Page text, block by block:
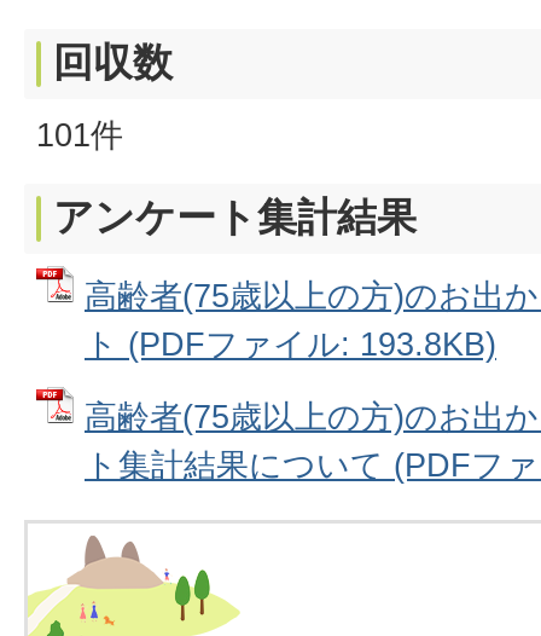
回収数
101件
アンケート集計結果
高齢者(75歳以上の方)のお出
ト (PDFファイル: 193.8KB)
高齢者(75歳以上の方)のお出
ト集計結果について (PDFフ